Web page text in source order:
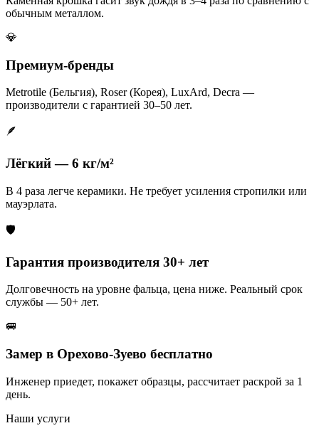
обычным металлом.
💎
Премиум-бренды
Metrotile (Бельгия), Roser (Корея), LuxArd, Decra —
производители с гарантией 30–50 лет.
🪶
Лёгкий — 6 кг/м²
В 4 раза легче керамики. Не требует усиления стропилки или
мауэрлата.
🛡️
Гарантия производителя 30+ лет
Долговечность на уровне фальца, цена ниже. Реальный срок
службы — 50+ лет.
🚐
Замер в Орехово-Зуево бесплатно
Инженер приедет, покажет образцы, рассчитает раскрой за 1
день.
Наши услуги